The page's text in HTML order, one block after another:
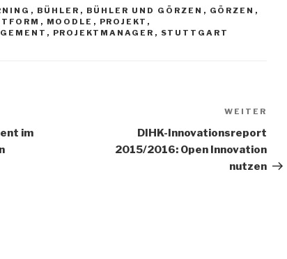
, BÜHLER , BÜHLER UND GÖRZEN , GÖRZEN ,
, MOODLE , PROJEKT ,
, PROJEKTMANAGER , STUTTGART
im
WEITER
DIHK-Innovationsreport
2015/2016: Open Innovation
nutzen